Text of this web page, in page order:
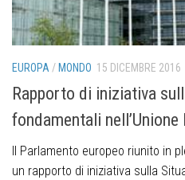
EUROPA/ MONDO 15 DICEMBRE 2016
Rapporto di iniziativa
fondamentali
Il Parlamento europeo riunito in
un rapporto di iniziativa sulla